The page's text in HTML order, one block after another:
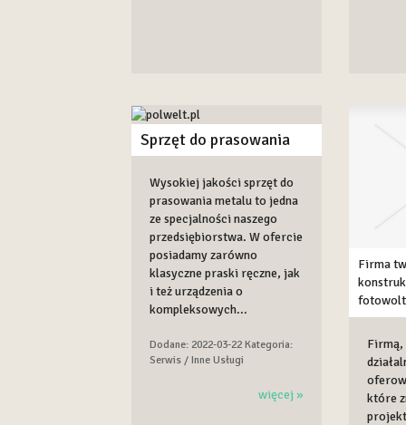
Sprzęt do prasowania
Wysokiej jakości sprzęt do
prasowania metalu to jedna
ze specjalności naszego
przedsiębiorstwa. W ofercie
posiadamy zarówno
klasyczne praski ręczne, jak
i też urządzenia o
kompleksowych...
Dodane: 2022-03-22 Kategoria:
Serwis / Inne Usługi
więcej »
Firma
które